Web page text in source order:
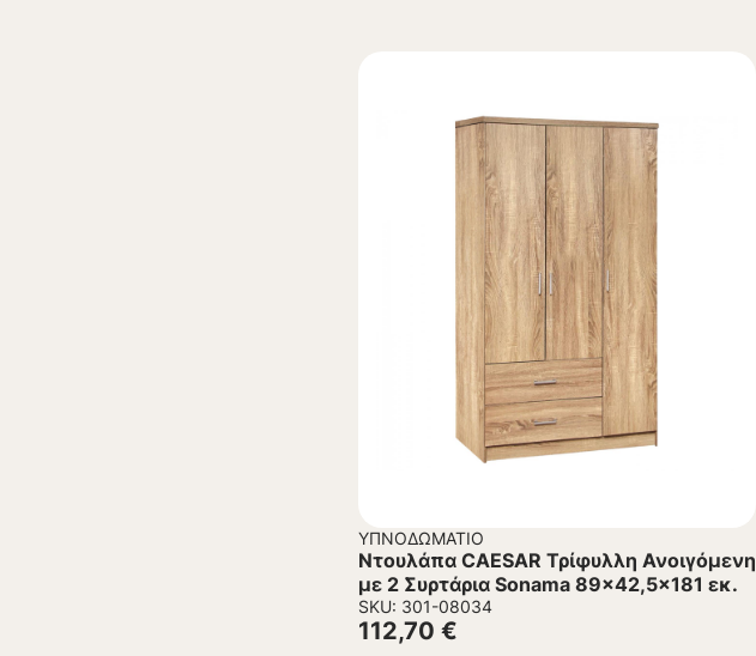
ΥΠΝΟΔΩΜΆΤΙΟ
Ντουλάπα CAESAR Τρίφυλλη Ανοιγόμενη
με 2 Συρτάρια Sonama 89×42,5×181 εκ.
SKU: 301-08034
112,70 €